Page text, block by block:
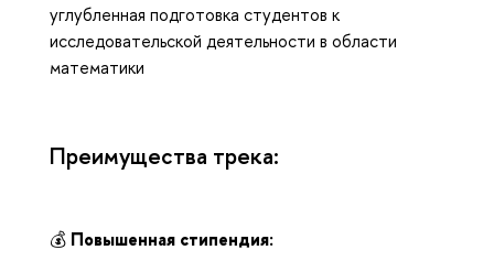
углубленная подготовка студентов к
исследовательской деятельности в области
математики
Преимущества трека:
💰 Повышенная стипендия: